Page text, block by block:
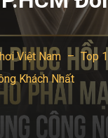
Việt Nam – Top
Khách Nhất